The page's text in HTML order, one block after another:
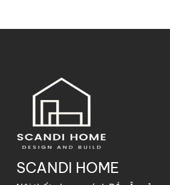
đặt tại
- Kích
Công
SĐT:
SCANDI HOME